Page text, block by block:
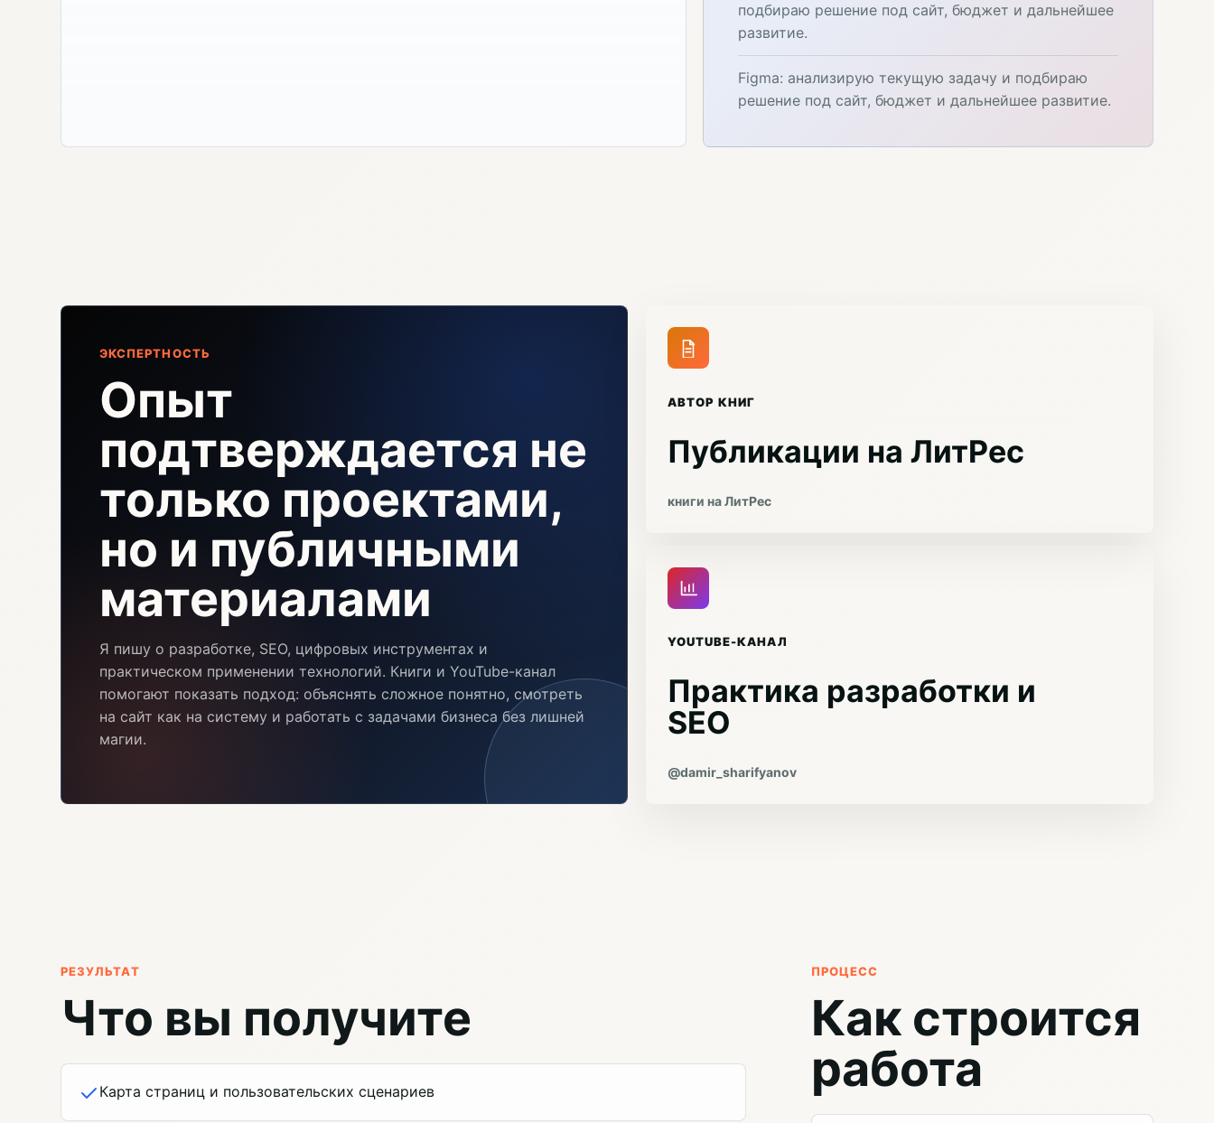
подбираю решение под сайт, бюджет и дальнейшее
развитие.
Figma: анализирую текущую задачу и подбираю
решение под сайт, бюджет и дальнейшее развитие.
ЭКСПЕРТНОСТЬ
Опыт
подтверждается не
только проектами,
но и публичными
материалами
Я пишу о разработке, SEO, цифровых инструментах и
практическом применении технологий. Книги и YouTube-канал
помогают показать подход: объяснять сложное понятно, смотреть
на сайт как на систему и работать с задачами бизнеса без лишней
магии.
АВТОР КНИГ
Публикации на ЛитРес
книги на ЛитРес
YOUTUBE-КАНАЛ
Практика разработки и
SEO
@damir_sharifyanov
РЕЗУЛЬТАТ
Что вы получите
Карта страниц и пользовательских сценариев
ПРОЦЕСС
Как строится
работа